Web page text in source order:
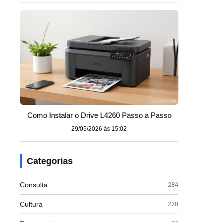
Como Instalar o Drive L4260 Passo a Passo
29/05/2026 às 15:02
Categorias
Consulta 284
Cultura 228